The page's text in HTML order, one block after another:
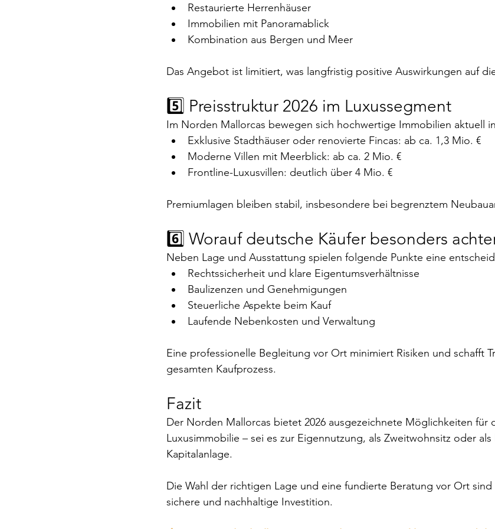
Restaurierte Herrenhäuser
Immobilien mit Panoramablick
Kombination aus Bergen und Meer
Das Angebot ist limitiert, was langfristig positive Auswirkungen auf
5️⃣ Preisstruktur 2026 im Luxussegment
Im Norden Mallorcas bewegen sich hochwertige Immobilien aktuell
Exklusive Stadthäuser oder renovierte Fincas: ab ca. 1,3 Mio. €
Moderne Villen mit Meerblick: ab ca. 2 Mio. €
Frontline-Luxusvillen: deutlich über 4 Mio. €
Premiumlagen bleiben stabil, insbesondere bei begrenztem
6️⃣ Worauf deutsche Käufer besonders
Neben Lage und Ausstattung spielen folgende Punkte eine
Rechtssicherheit und klare Eigentumsverhältnisse
Baulizenzen und Genehmigungen
Steuerliche Aspekte beim Kauf
Laufende Nebenkosten und Verwaltung
Eine professionelle Begleitung vor Ort minimiert Risiken und schafft
gesamten Kaufprozess.
Fazit
Der Norden Mallorcas bietet 2026 ausgezeichnete Möglichkeiten für
Luxusimmobilie – sei es zur Eigennutzung, als Zweitwohnsitz oder
Kapitalanlage.
Die Wahl der richtigen Lage und eine fundierte Beratung vor Ort
sichere und nachhaltige Investition.